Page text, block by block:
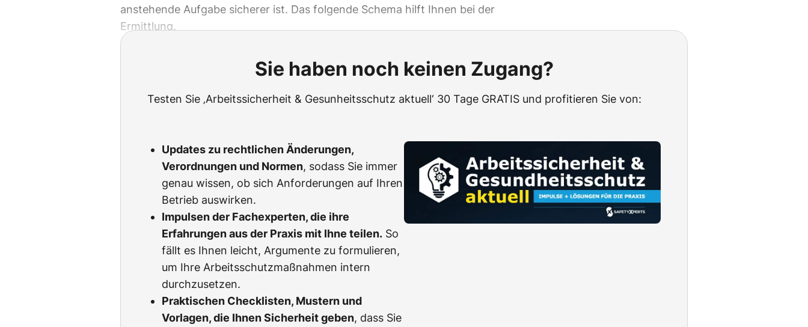
anstehende Aufgabe sicherer ist. Das folgende Schema hilft Ihnen bei der
Ermittlung.
Sie haben noch keinen Zugang?
Testen Sie ‚Arbeitssicherheit & Gesunheitsschutz aktuell‘ 30 Tage GRATIS und profitieren Sie von:
Updates zu rechtlichen Änderungen,
Verordnungen und Normen, sodass Sie immer
genau wissen, ob sich Anforderungen auf Ihren
Betrieb auswirken.
Impulsen der Fachexperten, die ihre
Erfahrungen aus der Praxis mit Ihne teilen. So
fällt es Ihnen leicht, Argumente zu formulieren,
um Ihre Arbeitsschutzmaßnahmen intern
durchzusetzen.
Praktischen Checklisten, Mustern und
Vorlagen, die Ihnen Sicherheit geben, dass Sie